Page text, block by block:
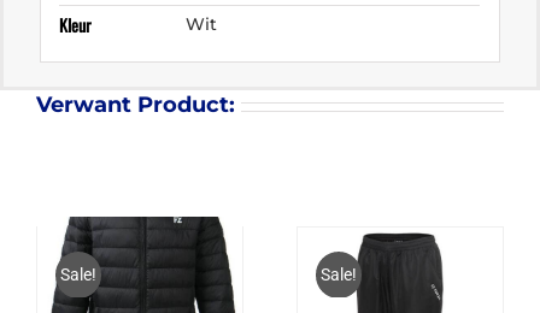
Kleur Wit
Verwant Product:
Sale! Sale!